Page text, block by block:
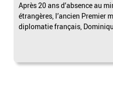
Après 20 ans d’absence au
étrangères, l’ancien Premier
diplomatie français,